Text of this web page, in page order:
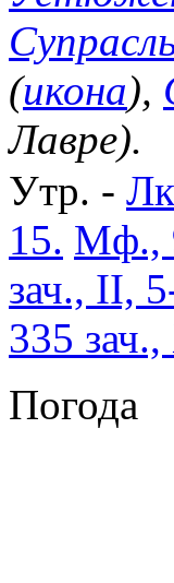
(икона),
Лавре).
Утр. -
15. Мф.,
зач., II,
335
Погода